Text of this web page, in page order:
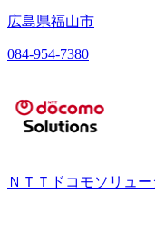
広島県福山市
084-954-7380
ＮＴＴドコモソリュ